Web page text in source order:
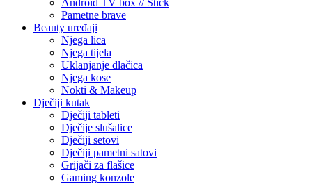
Android TV box // Stick
Pametne brave
Beauty uređaji
Njega lica
Njega tijela
Uklanjanje dlačica
Njega kose
Nokti & Makeup
Dječiji kutak
Dječiji tableti
Dječije slušalice
Dječiji setovi
Dječiji pametni satovi
Grijači za flašice
Gaming konzole